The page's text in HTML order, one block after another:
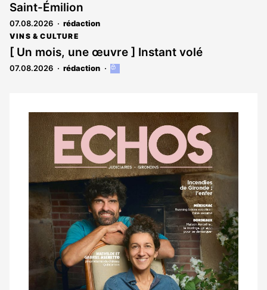
Saint-Émilion
07.08.2026 rédaction
VINS & CULTURE
[ Un mois, une œuvre ] Instant volé
07.08.2026 rédaction
Cet
aux
abonnés
Notre
dernier
magazine